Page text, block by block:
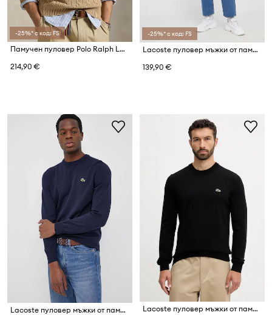
-25%* с код: FS
Памучен пуловер Polo Ralph Lauren
214,90 €
-25%* с код: FS
Lacoste пуловер мъжки от памук
139,90 €
Lacoste пуловер мъжки от памук
Lacoste пуловер мъжки от памук